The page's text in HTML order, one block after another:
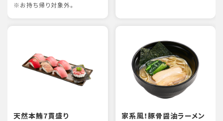
※お持ち帰り対象外。
天然本鮪7貫盛り 家系風！豚骨醤油ラーメン